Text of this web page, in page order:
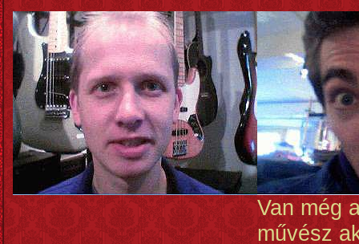
Van még
művész